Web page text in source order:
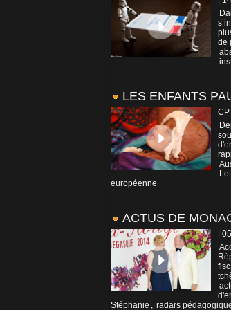
de
LES ENFANTS
européenne
ACTUS DE
|
Stéphanie , radars